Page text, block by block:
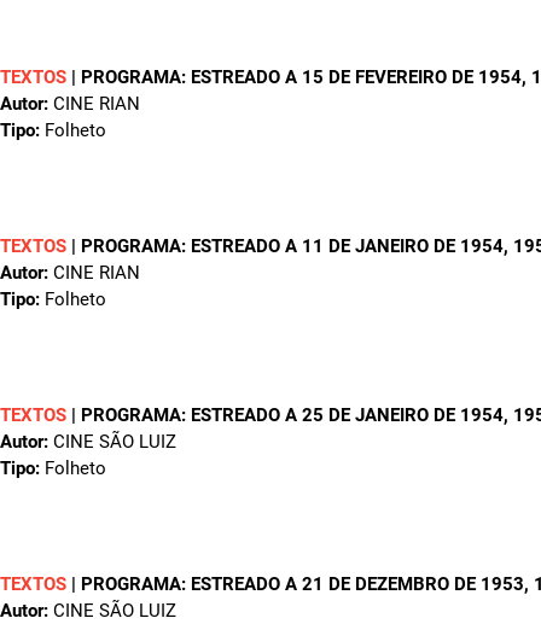
TEXTOS | PROGRAMA: ESTREADO A 15 DE FEVEREIRO DE 1954,
Autor: CINE RIAN
Tipo: Folheto
TEXTOS | PROGRAMA: ESTREADO A 11 DE JANEIRO DE 1954,
Autor: CINE RIAN
Tipo: Folheto
TEXTOS | PROGRAMA: ESTREADO A 25 DE JANEIRO DE 1954,
Autor: CINE SÃO LUIZ
Tipo: Folheto
TEXTOS | PROGRAMA: ESTREADO A 21 DE DEZEMBRO DE 1953,
Autor: CINE SÃO LUIZ